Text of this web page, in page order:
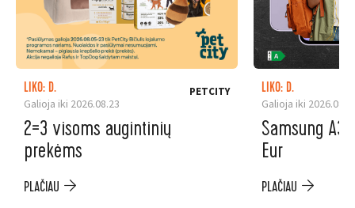
LIKO: D.
Galioja iki 2026.08.23
PETCITY
2=3 visoms augintinių
prekėms
PLAČIAU
LIKO: D.
Galioja iki
Samsung
Eur
PLAČIAU